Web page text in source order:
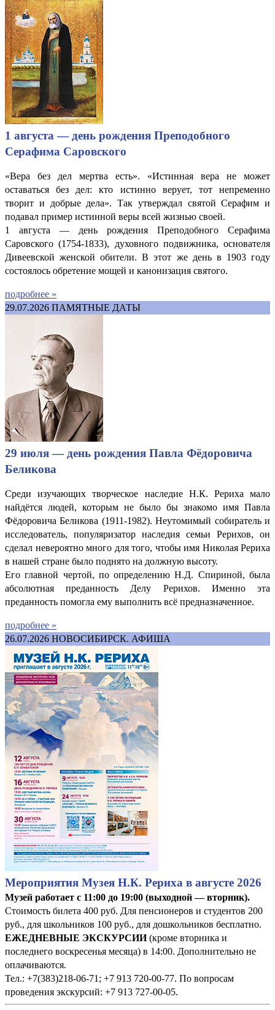
1 августа — день рождения Преподобного
Серафима Саровского
«Вера без дел мертва есть». «Истинная вера не может
оставаться без дел: кто истинно верует, тот непременно
творит и добрые дела». Так утверждал святой Серафим и
подавал пример истинной веры всей жизнью своей.
1 августа — день рождения Преподобного Серафима
Саровского (1754-1833), духовного подвижника, основателя
Дивеевской женской обители. В этот же день в 1903 году
состоялось обретение мощей и канонизация святого.
подробнее »
29.07.2026 ПАМЯТНЫЕ ДАТЫ
29 июля — день рождения Павла Фёдоровича
Беликова
Среди изучающих творческое наследие Н.К. Рериха мало
найдётся людей, которым не было бы знакомо имя Павла
Фёдоровича Беликова (1911-1982). Неутомимый собиратель и
исследователь, популяризатор наследия семьи Рерихов, он
сделал невероятно много для того, чтобы имя Николая Рериха
в нашей стране было поднято на должную высоту.
Его главной чертой, по определению Н.Д. Спириной, была
абсолютная преданность Делу Рерихов. Именно эта
преданность помогла ему выполнить всё предназначенное.
подробнее »
26.07.2026 НОВОСИБИРСК. АФИША
Мероприятия Музея Н.К. Рериха в августе 2026
Музей работает с 11:00 до 19:00 (выходной — вторник).
Стоимость билета 400 руб. Для пенсионеров и студентов 200
руб., для школьников 100 руб., для дошкольников бесплатно.
ЕЖЕДНЕВНЫЕ ЭКСКУРСИИ(кроме вторника и
последнего воскресенья месяца) в 14:00. Дополнительно не
оплачиваются.
Тел.: +7(383)218-06-71; +7 913 720-00-77. По вопросам
проведения экскурсий: +7 913 727-00-05.